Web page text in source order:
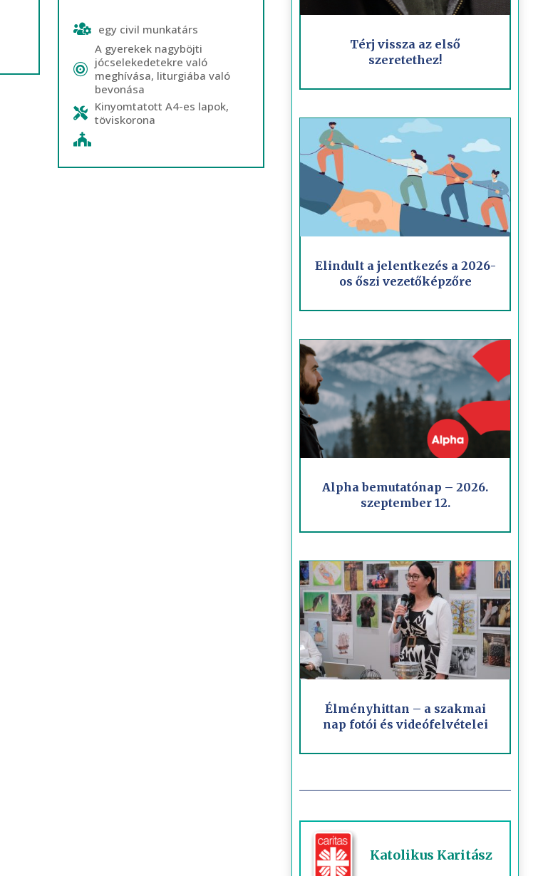
egy civil munkatárs
A gyerekek nagyböjti
jócselekedetekre való
meghívása, liturgiába való
bevonása
Kinyomtatott A4-es lapok,
töviskorona
Térj vissza az első
szeretethez!
Elindult a jelentkezés a 2026-
os őszi vezetőképzőre
Alpha bemutatónap – 2026.
szeptember 12.
Élményhittan – a szakmai
nap fotói és videófelvételei
Katolikus Karitász